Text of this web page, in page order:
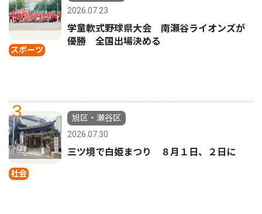
スポーツ
2026.07.23
学童軟式野球県大会 南瀬谷ライオンズが
優勝 全国出場決める
3
社会
旭区・瀬谷区
2026.07.30
三ツ境で白姫まつり ８月１日、２日に